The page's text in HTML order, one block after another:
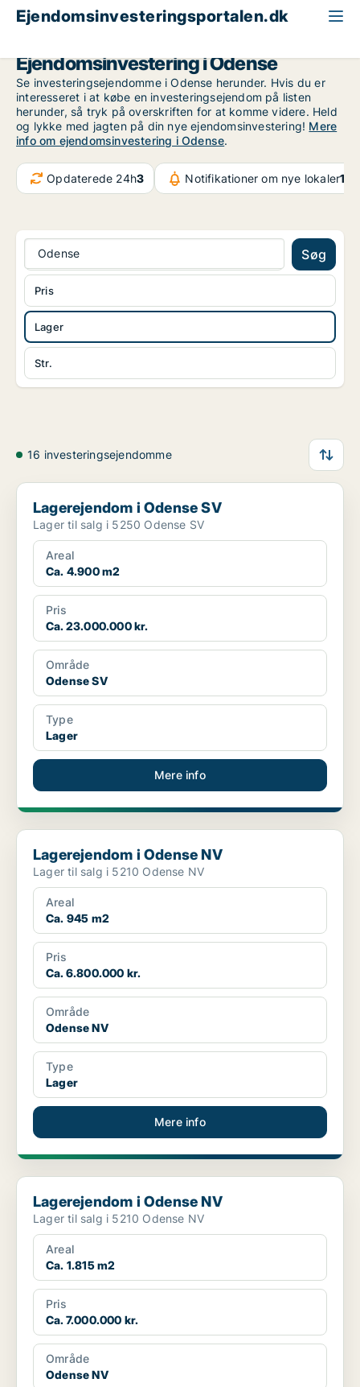
Ejendomsinvesteringsportalen.dk
Ejendomsinvestering i Odense
Se investeringsejendomme i Odense herunder. Hvis du er
interesseret i at købe en investeringsejendom på listen
herunder, så tryk på overskriften for at komme videre. Held
og lykke med jagten på din nye ejendomsinvestering! Mere
info om ejendomsinvestering i Odense.
Opdaterede 24h3 Notifikationer om nye lokaler107
Odense Søg
Lager
Str.
Pris
16 investeringsejendomme
Lagerejendom i Odense SV
Lagerejendom i Odense SV
Lager til salg i 5250 Odense SV
Areal
Ca. 4.900 m2
Pris
Ca. 23.000.000 kr.
Område
Odense SV
Type
Lager
Mere info
Lagerejendom i Odense NV
Lagerejendom i Odense NV
Lager til salg i 5210 Odense NV
Areal
Ca. 945 m2
Pris
Ca. 6.800.000 kr.
Område
Odense NV
Type
Lager
Mere info
Lagerejendom i Odense NV
Lagerejendom i Odense NV
Lager til salg i 5210 Odense NV
Areal
Ca. 1.815 m2
Pris
Ca. 7.000.000 kr.
Område
Odense NV